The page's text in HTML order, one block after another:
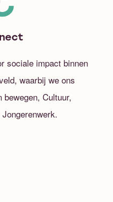
sociale impact binnen
waarbij we ons
Cultuur,